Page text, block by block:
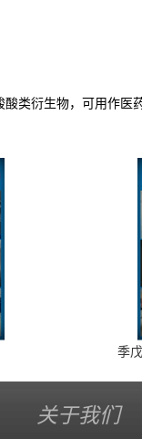
类衍生物，可用作医
季
关于我们